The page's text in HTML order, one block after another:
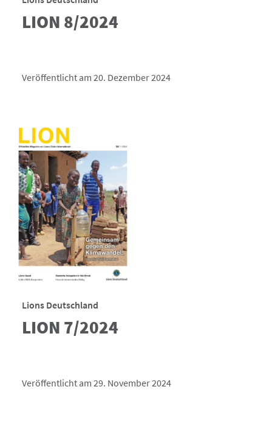
LION 8/2024
Veröffentlicht am 20. Dezember 2024
Lions Deutschland
LION 7/2024
Veröffentlicht am 29. November 2024